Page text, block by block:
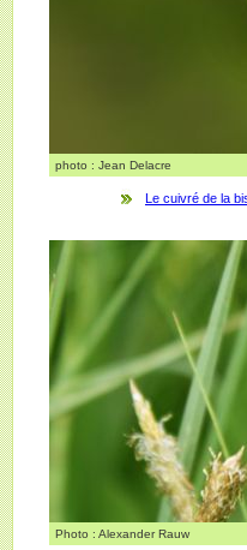
photo : Jean Delacre
Le cuivré de la
Photo : Alexander Rauw